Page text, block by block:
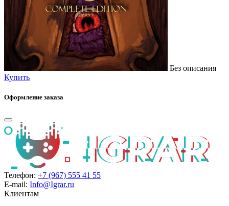
Без описания
Купить
Оформление заказа
Телефон: +7 (967) 555 41 55
E-mail: Info@Igrar.ru
Клиентам